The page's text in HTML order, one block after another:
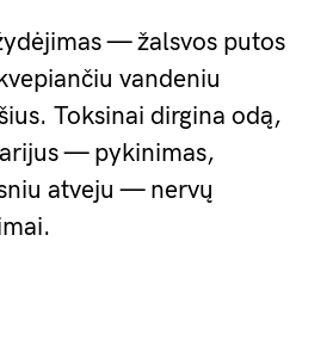
— žalsvos putos
vandeniu
Toksinai dirgina odą,
— pykinimas,
atveju — nervų